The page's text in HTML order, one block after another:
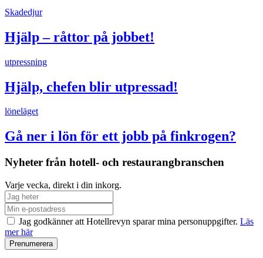
Skadedjur
Hjälp – råttor på jobbet!
utpressning
Hjälp, chefen blir utpressad!
löneläget
Gå ner i lön för ett jobb på finkrogen?
Nyheter från hotell- och restaurangbranschen
Varje vecka, direkt i din inkorg.
Jag godkänner att Hotellrevyn sparar mina personuppgifter. Läs
mer här